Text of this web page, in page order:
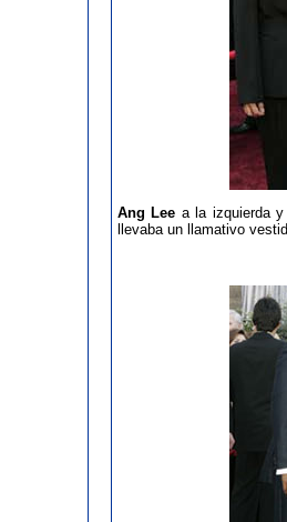
Ang Lee a la izquierda
llevaba un llamativo